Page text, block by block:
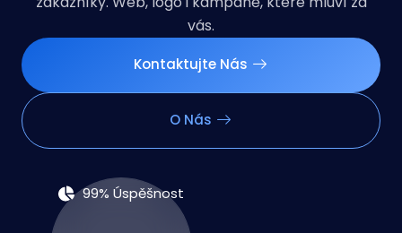
vás.
Kontaktujte Nás
O Nás
99% Úspěšnost